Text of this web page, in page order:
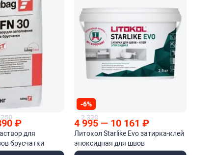
₽
для
брусчатки
-6%
2 320
4 995 — 10 161 ₽
Литокол Starlike Evo затирка-клей
эпоксидная для швов